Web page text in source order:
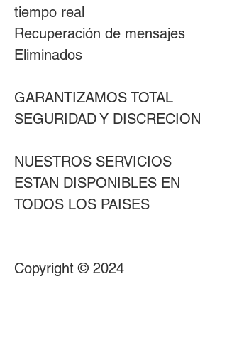
tiempo real
Recuperación de mensajes
Eliminados
GARANTIZAMOS TOTAL
NUESTROS SERVICIOS
ESTAN DISPONIBLES EN
Copyright © 2024